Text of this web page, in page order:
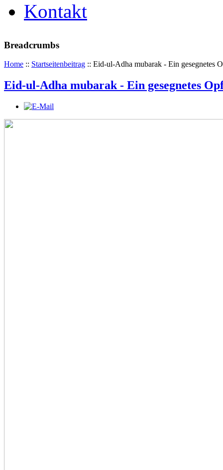
Kontakt
Breadcrumbs
Home :: Startseitenbeitrag :: Eid-ul-Adha mubarak - Ein gesegnetes
Eid-ul-Adha mubarak - Ein gesegnetes